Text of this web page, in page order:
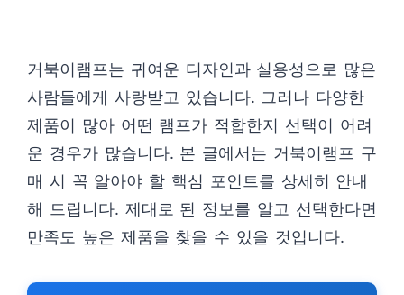
거북이램프는 귀여운 디자인과 실용성으로 많은
사람들에게 사랑받고 있습니다. 그러나 다양한
제품이 많아 어떤 램프가 적합한지 선택이 어려
운 경우가 많습니다. 본 글에서는 거북이램프 구
매 시 꼭 알아야 할 핵심 포인트를 상세히 안내
해 드립니다. 제대로 된 정보를 알고 선택한다면
만족도 높은 제품을 찾을 수 있을 것입니다.